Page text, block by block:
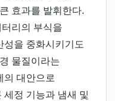
효과를 발휘한다.
리의 부식을
성을 중화시키기도
물질이라는
의 대안으로
세정 기능과 냄새 및